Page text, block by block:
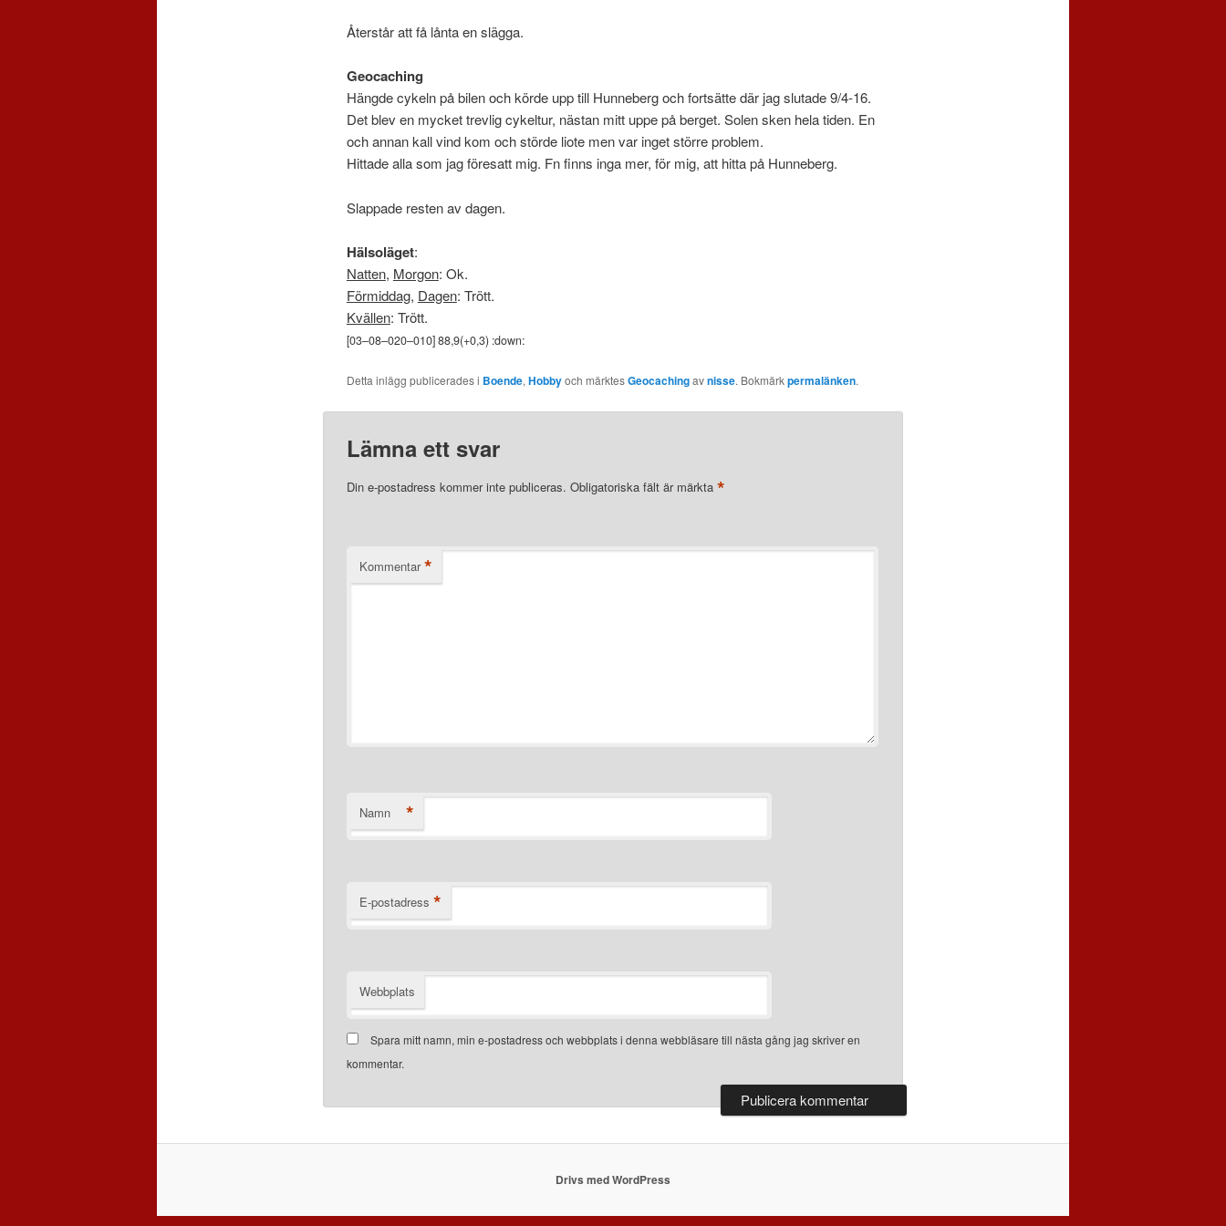
Återstår att få lånta en slägga.
Geocaching
Hängde cykeln på bilen och körde upp till Hunneberg och fortsätte där jag slutade 9/4-16.
Det blev en mycket trevlig cykeltur, nästan mitt uppe på berget. Solen sken hela tiden. En
och annan kall vind kom och störde liote men var inget större problem.
Hittade alla som jag föresatt mig. Fn finns inga mer, för mig, att hitta på Hunneberg.
Slappade resten av dagen.
Hälsoläget:
Natten, Morgon: Ok.
Förmiddag, Dagen: Trött.
Kvällen: Trött.
[03–08–020–010] 88,9(+0,3) :down:
Detta inlägg publicerades i Boende, Hobbyoch märktesGeocachingavnisse. Bokmärkpermalänken.
Lämna ett svar
Din e-postadress kommer inte publiceras. Obligatoriska fält är märkta *
Kommentar *
Namn *
E-postadress *
Webbplats
Spara mitt namn, min e-postadress och webbplats i denna webbläsare till nästa gång jag skriver en
kommentar.
Drivs med WordPress